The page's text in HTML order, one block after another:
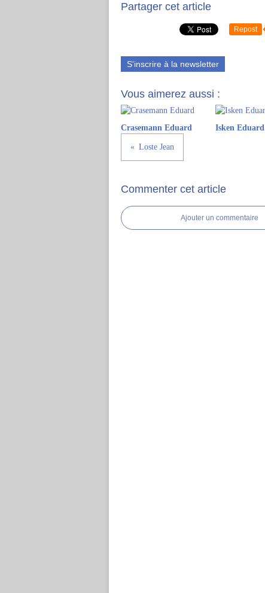
Partager cet article
Repost
S'inscrire à la newsletter
Vous aimerez aussi :
Crasemann Eduard Isken Eduard
Loste Jean
Commenter cet article
Ajouter un commentaire